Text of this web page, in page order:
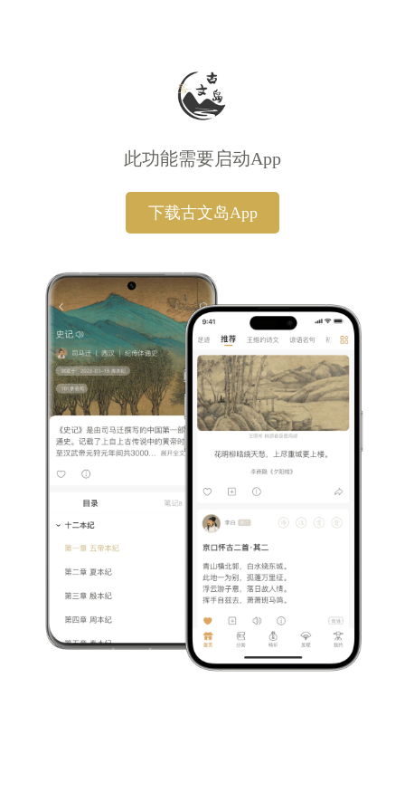
此功能需要启动App
下载古文岛App